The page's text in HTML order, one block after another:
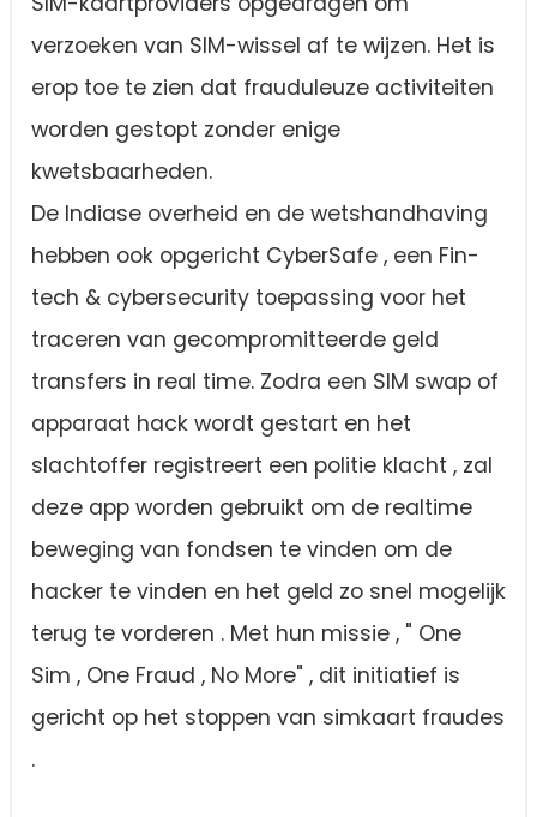
verzoeken van SIM-wissel af te wijzen. Het is
erop toe te zien dat frauduleuze activiteiten
worden gestopt zonder enige
kwetsbaarheden.
De Indiase overheid en de wetshandhaving
hebben ook opgericht CyberSafe , een Fin-
tech & cybersecurity toepassing voor het
traceren van gecompromitteerde geld
transfers in real time. Zodra een SIM swap of
apparaat hack wordt gestart en het
slachtoffer registreert een politie klacht , zal
deze app worden gebruikt om de realtime
beweging van fondsen te vinden om de
hacker te vinden en het geld zo snel mogelijk
terug te vorderen . Met hun missie , " One
Sim , One Fraud , No More" , dit initiatief is
gericht op het stoppen van simkaart fraudes
.